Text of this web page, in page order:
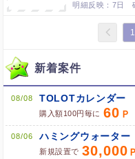
7日
1
新着案件
08/08 TOLOTカレンダー
購入額100円毎に 60
08/06 ハミングウォーター
新規設置で 30,000